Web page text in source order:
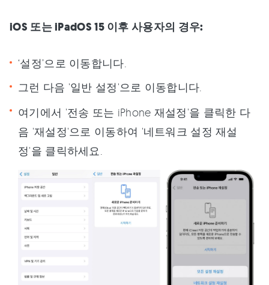
iOS 또는 iPadOS 15 이후 사용자의 경우:
‘설정’으로 이동합니다.
그런 다음 '일반 설정'으로 이동합니다.
여기에서 '전송 또는 iPhone 재설정'을 클릭한 다
음 '재설정'으로 이동하여 '네트워크 설정 재설
정'을 클릭하세요.